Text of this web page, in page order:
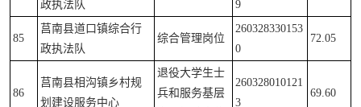
政执法队
9
85
莒南县道口镇综合行
政执法队
综合管理岗位
260328330153
0
72.05
86
莒南县相沟镇乡村规
划建设服务中心
退役大学生士
兵和服务基层
260328010121
3
69.60